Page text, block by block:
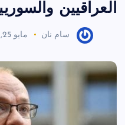
العراقيين
سام نان مايو 25, 2018